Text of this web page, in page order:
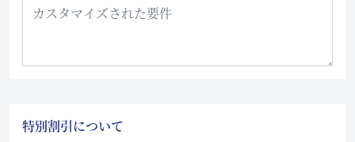
特別割引について